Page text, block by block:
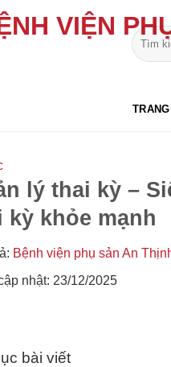
lý thai kỳ –
kỳ khỏe mạnh
Bệnh viện phụ sản An
nhật: 23/12/2025
bài viết